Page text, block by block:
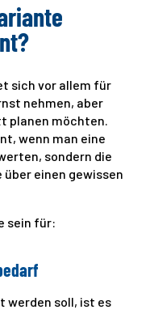
sich vor allem für
nehmen, aber
planen möchten.
wenn man eine
sondern die
über einen gewissen
sein für:
werden soll, ist es